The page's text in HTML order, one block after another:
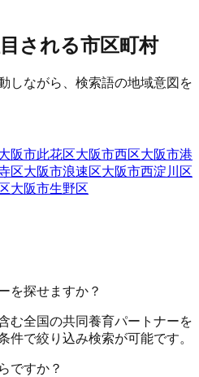
される市区町村
しながら、検索語の地域意図を
阪市此花区大阪市西区大阪市港
区大阪市浪速区大阪市西淀川区
大阪市生野区
を探せますか？
む全国の共同養育パートナーを
件で絞り込み検索が可能です。
ですか？